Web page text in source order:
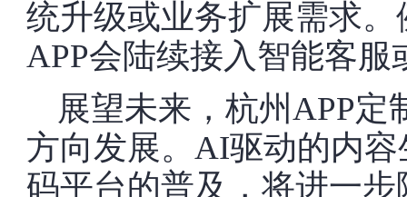
统升级或业务扩展需求
APP会陆续接入智能客
展望未来，杭州APP
方向发展。AI驱动的内
码平台的普及，将进一